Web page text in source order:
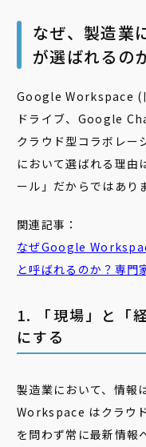
なぜ、製造
が選ばれるの
Google Workspace (
ドライブ、Google
クラウド型コラボレー
において選ばれる理由
ール」だからではあり
関連記事：
なぜGoogle
と呼ばれるのか？専門
1. 「現場」と「
にする
製造業において、情報
Workspace はクラウ
を問わず常に最新情報